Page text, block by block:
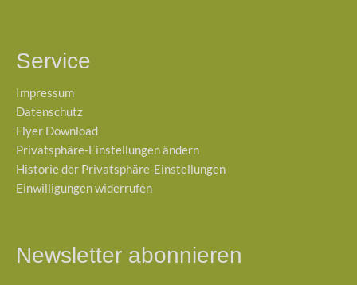
Service
Impressum
Datenschutz
Flyer Download
Privatsphäre-Einstellungen ändern
Historie der Privatsphäre-Einstellungen
Einwilligungen widerrufen
Newsletter abonnieren